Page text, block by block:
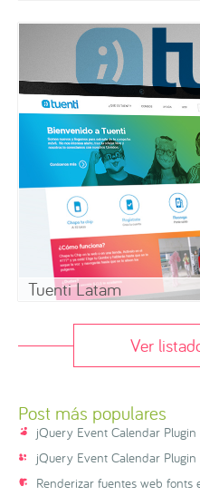
Tuenti Latam
Ver
Post más populares
jQuery Event Calendar
jQuery Event Calendar Plugin
Renderizar fuentes web fonts